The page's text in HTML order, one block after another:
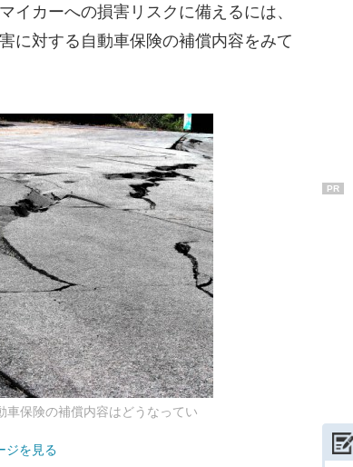
イカーへの損害リスクに備えるには、
に対する自動車保険の補償内容をみて
車保険の補償内容はどうなってい
ジを見る
PR